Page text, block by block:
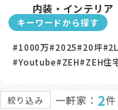
イベント予約
内装・インテリア
キーワードから探す
#1000万#2025#20坪
#Youtube#ZEH#ZEH住
絞り込み 一軒家： 2件